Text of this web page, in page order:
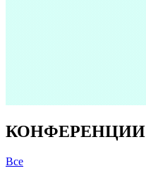
КОНФЕРЕНЦИИ
Все